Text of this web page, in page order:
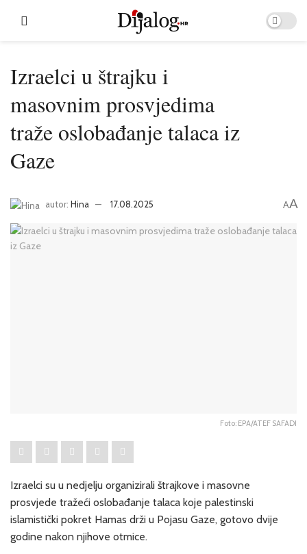
Izraelci u štrajku i
masovnim prosvjedima
traže oslobađanje talaca iz
Gaze
autor: Hina 17.08.2025 AA
Foto: EPA/ATEF SAFADI
Izraelci su u nedjelju organizirali štrajkove i masovne
prosvjede tražeći oslobađanje talaca koje palestinski
islamistički pokret Hamas drži u Pojasu Gaze, gotovo dvije
godine nakon njihove otmice.